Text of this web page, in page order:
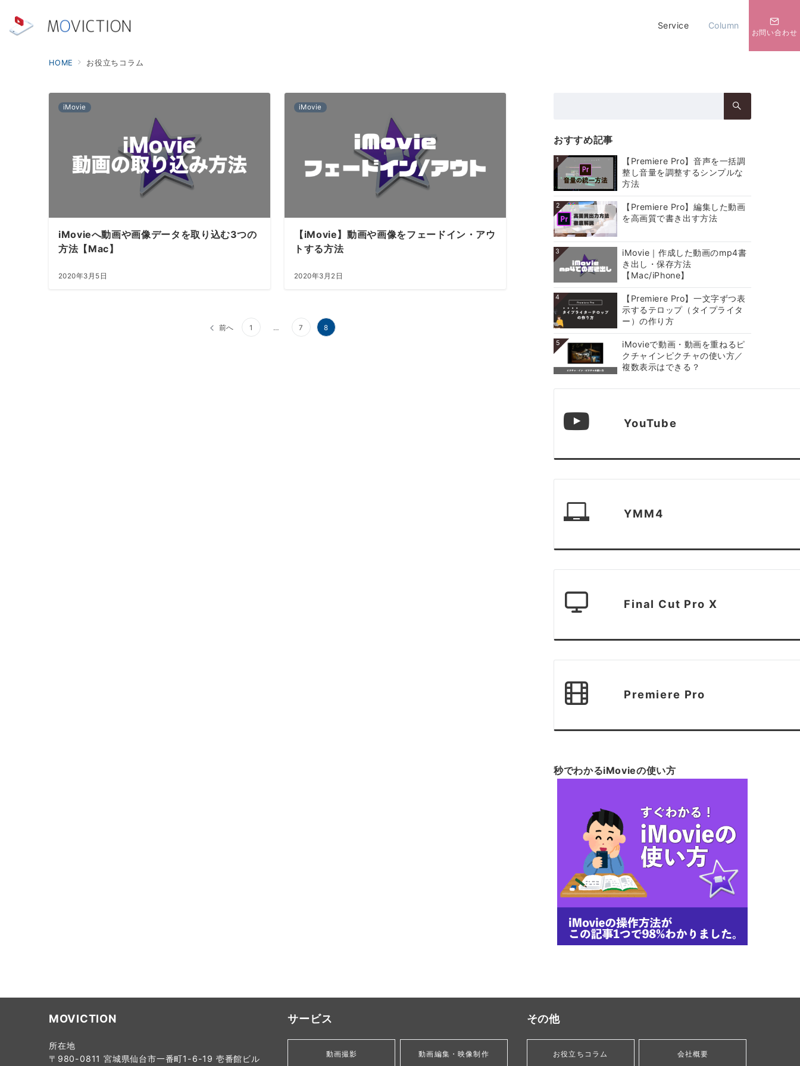
Service Column
お問い合わせ
HOME お役立ちコラム
iMovie
iMovieへ動画や画像データを取り込む3つの
方法【Mac】
2020年3月5日
iMovie
【iMovie】動画や画像をフェードイン・アウ
トする方法
2020年3月2日
前へ 1 … 7 8
おすすめ記事
1
【Premiere Pro】音声を一括調
整し音量を調整するシンプルな
方法
2
【Premiere Pro】編集した動画
を高画質で書き出す方法
3
iMovie｜作成した動画のmp4書
き出し・保存方法
【Mac/iPhone】
4
【Premiere Pro】一文字ずつ表
示するテロップ（タイプライタ
ー）の作り方
5
iMovieで動画・動画を重ねるピ
クチャインピクチャの使い方／
複数表示はできる？
YouTube
YMM4
Final Cut Pro X
Premiere Pro
秒でわかるiMovieの使い方
MOVICTION
所在地
〒980-0811 宮城県仙台市一番町1-6-19 壱番館ビル
サービス
動画撮影 動画編集・映像制作
その他
お役立ちコラム 会社概要